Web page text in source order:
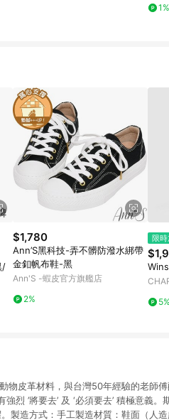
1%
/
$1,780
Ann’S黑科技-弄不髒防潑水綁帶
金釦帆布鞋-黑
Ann'S -蝦皮官方旗艦店
2%
限
5%
物皮革材料，與台灣50年經驗的老師
烈 ’將要去’ 及 ‘必須要去’ 積極意義
製造方式：手工製造材質：鞋面（人